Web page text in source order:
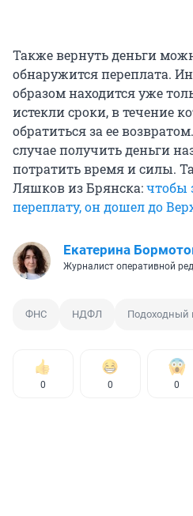
Также вернуть деньги
обнаружится переплата.
образом находится уже
истекли сроки, в течение
обратиться за ее
случае получить деньги
потратить время и силы.
Ляшков из Брянска:чтобы
переплату, он дошел до
Екатерина
Журналист оперативной
ФНС НДФЛ Подоходный
0 0 0